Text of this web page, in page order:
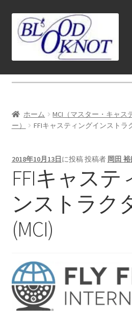
ビ
ョ
ス
プ
ン
へ
ッ
ホーム
ショップ
学ぶ(Learn)
フライキャスティング
FFIフライキャスティング
FFIキャスティングイン
FFIキャスティングイン
FFIキャスティングインス
（THCI）
ホーム
MCI（マスター・キャス
ー）
FFIキャスティングインストラ
2018年10月13日に投稿投稿者 岡田
FFIキャステ
ンストラク
(MCI)